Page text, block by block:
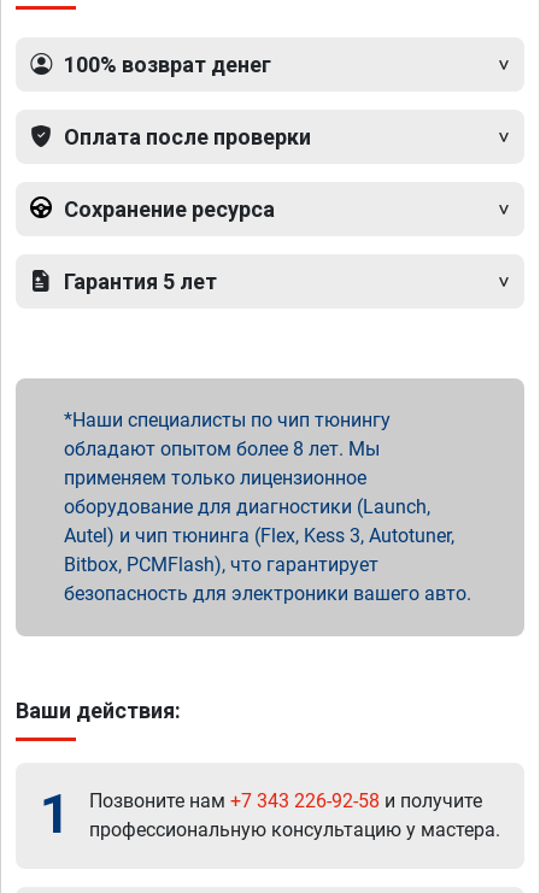
100% возврат денег
Оплата после проверки
Сохранение ресурса
Гарантия 5 лет
Наши специалисты по чип тюнингу
обладают опытом более 8 лет. Мы
применяем только лицензионное
оборудование для диагностики (Launch,
Autel) и чип тюнинга (Flex, Kess 3, Autotuner,
Bitbox, PCMFlash), что гарантирует
безопасность для электроники вашего авто.
Ваши действия:
1 Позвоните нам +7 343 226-92-58 и получите
профессиональную консультацию у мастера.